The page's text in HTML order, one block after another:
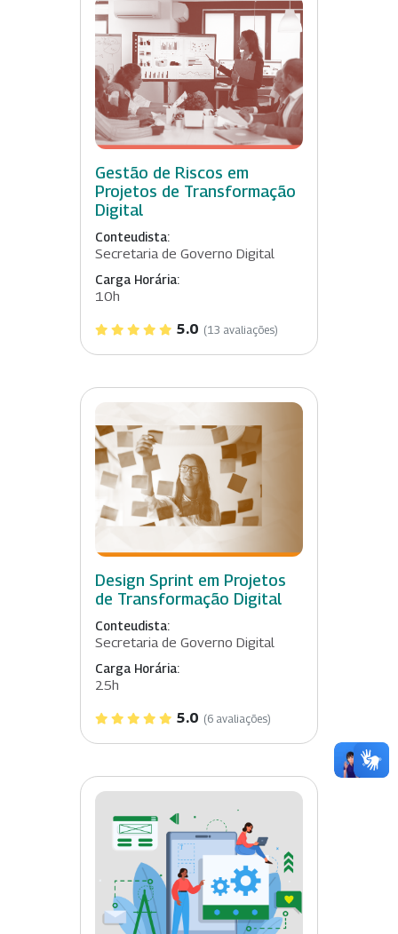
Gestão de Riscos em
Projetos de Transformação
Digital
Conteudista:
Secretaria de Governo Digital
Carga Horária:
10h
5.0 (13 avaliações)
Design Sprint em Projetos
de Transformação Digital
Conteudista:
Secretaria de Governo Digital
Carga Horária:
25h
5.0 (6 avaliações)